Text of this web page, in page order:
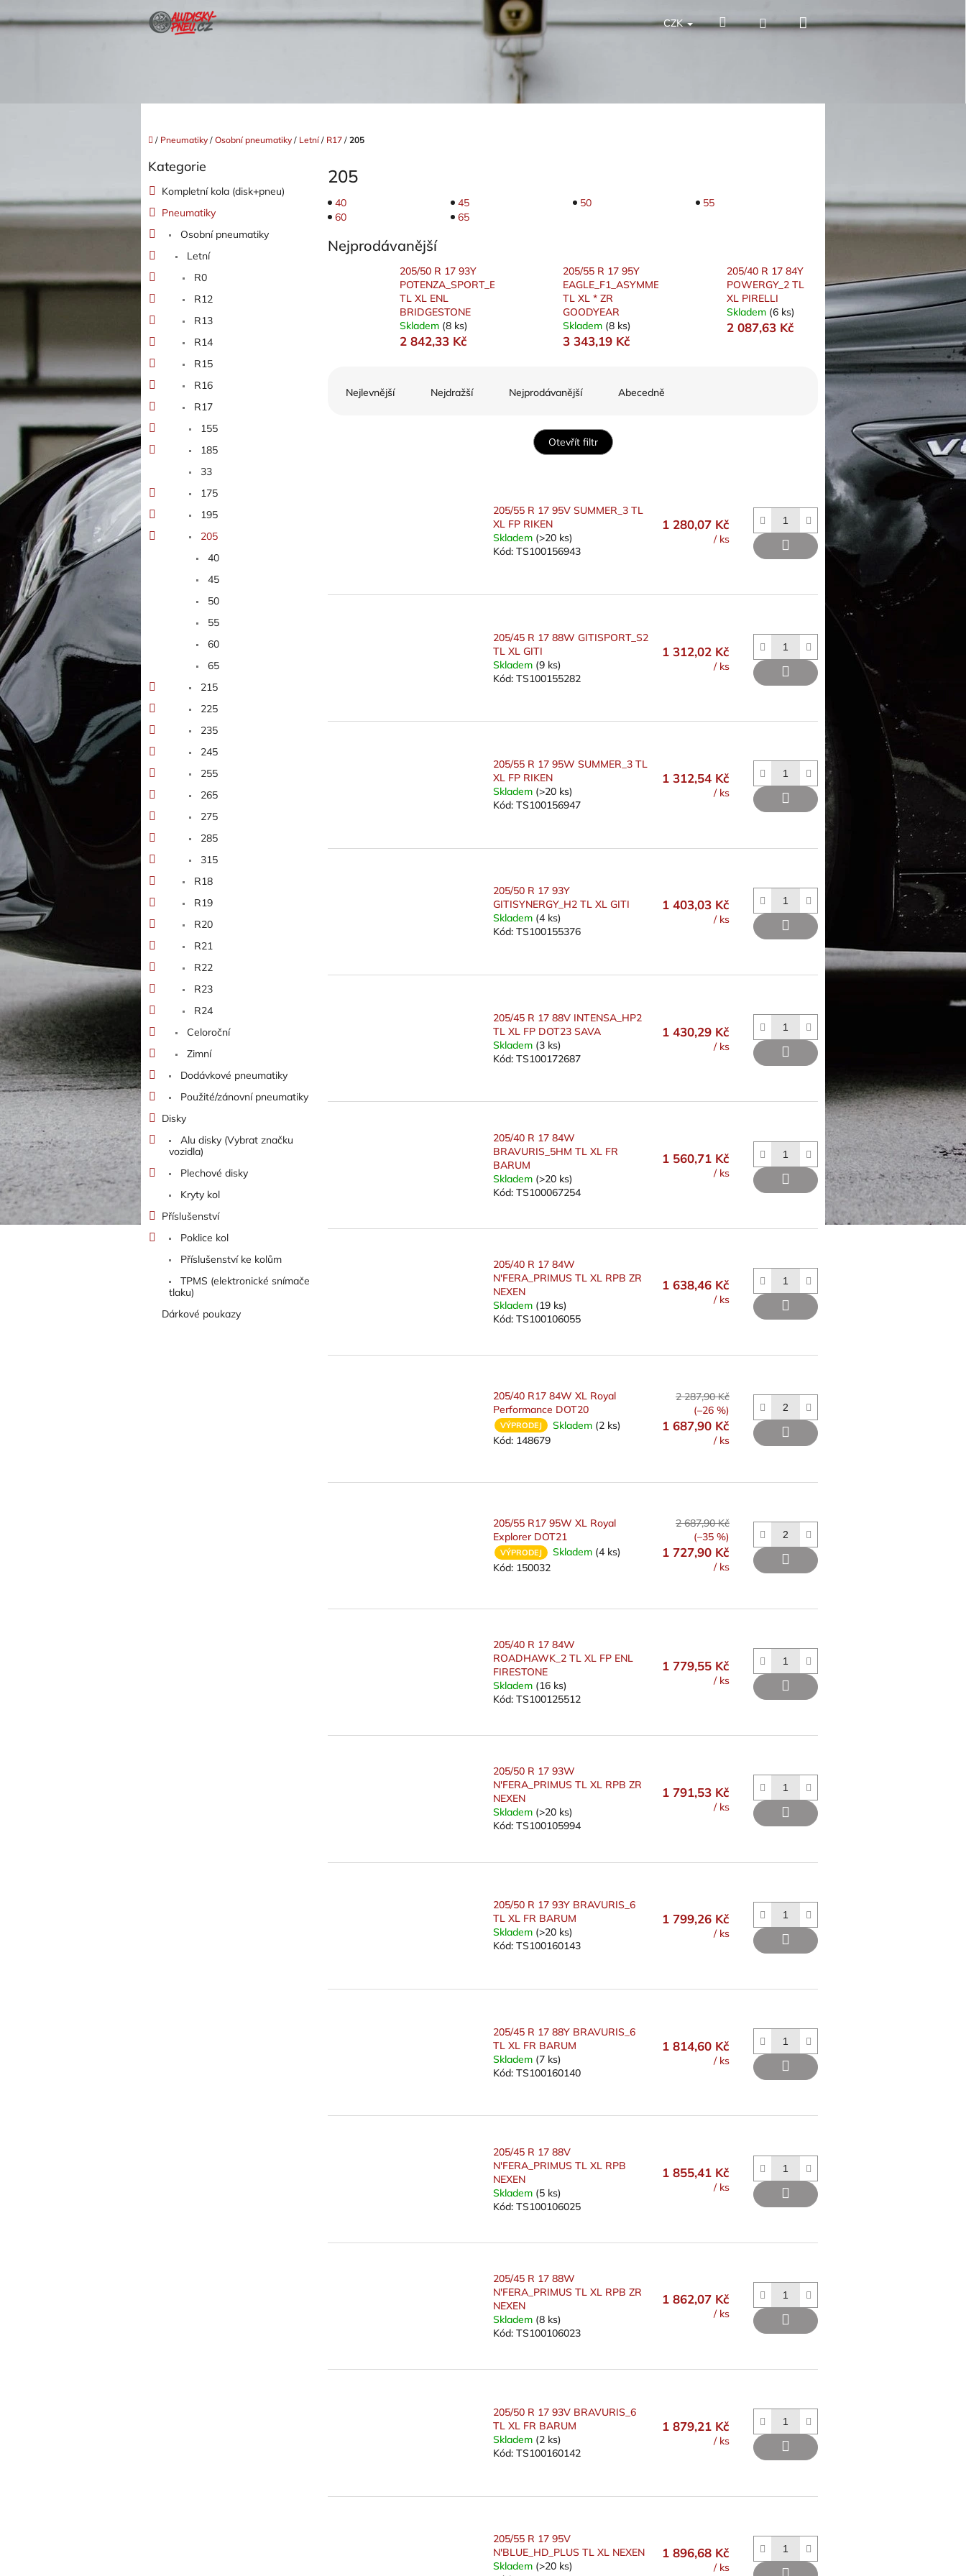
na
CZK HledatPřihlášeníNákupní
Domů
/ Pneumatiky / Osobní pneumatiky / Letní / R17 / 205
t
r
a
í
p
l
Přeskočit
Kategorie
Kompletní kola (disk+pneu)
Pneumatiky
Osobní pneumatiky
Letní
R0
R12
R13
R14
R15
R16
R17
155
185
33
175
195
205
40
45
50
55
60
65
215
225
235
245
255
265
275
285
315
R18
R19
R20
R21
R22
R23
R24
Celoroční
Zimní
Dodávkové pneumatiky
Použité/zánovní pneumatiky
Disky
Alu disky (Vybrat značku
vozidla)
Plechové disky
Kryty kol
Příslušenství
Poklice kol
Příslušenství ke kolům
TPMS (elektronické snímače
tlaku)
Dárkové poukazy
205
40 45 50
55
60
65
Nejprodávanější
205/50 R 17 93Y
POTENZA_SPORT_EVO
TL XL ENL
BRIDGESTONE
Skladem (8 ks)
2 842,33 Kč
205/55 R 17 95Y
EAGLE_F1_ASYMMETRIC_6
TL XL * ZR
GOODYEAR
Skladem (8 ks)
3 343,19 Kč
205/40 R 17 84Y
POWERGY_2 TL
XL PIRELLI
Skladem (6 ks)
2 087,63 Kč
Nejlevnější Nejdražší Nejprodávanější Abecedně
Otevřít filtr
205/55 R 17 95V SUMMER_3 TL
XL FP RIKEN
Skladem (>20 ks)
Kód: TS100156943
1 280,07 Kč
/ ks
205/45 R 17 88W GITISPORT_S2
TL XL GITI
Skladem (9 ks)
Kód: TS100155282
1 312,02 Kč
/ ks
205/55 R 17 95W SUMMER_3 TL
XL FP RIKEN
Skladem (>20 ks)
Kód: TS100156947
1 312,54 Kč
/ ks
205/50 R 17 93Y
GITISYNERGY_H2 TL XL GITI
Skladem (4 ks)
Kód: TS100155376
1 403,03 Kč
/ ks
205/45 R 17 88V INTENSA_HP2
TL XL FP DOT23 SAVA
Skladem (3 ks)
Kód: TS100172687
1 430,29 Kč
/ ks
205/40 R 17 84W
BRAVURIS_5HM TL XL FR
BARUM
Skladem (>20 ks)
Kód: TS100067254
1 560,71 Kč
/ ks
205/40 R 17 84W
N'FERA_PRIMUS TL XL RPB ZR
NEXEN
Skladem (19 ks)
Kód: TS100106055
1 638,46 Kč
/ ks
205/40 R17 84W XL Royal
Performance DOT20
VÝPRODEJ Skladem (2 ks)
Kód: 148679
2 287,90 Kč
(–26 %)
1 687,90 Kč
/ ks
205/55 R17 95W XL Royal
Explorer DOT21
VÝPRODEJ Skladem (4 ks)
Kód: 150032
2 687,90 Kč
(–35 %)
1 727,90 Kč
/ ks
205/40 R 17 84W
ROADHAWK_2 TL XL FP ENL
FIRESTONE
Skladem (16 ks)
Kód: TS100125512
1 779,55 Kč
/ ks
205/50 R 17 93W
N'FERA_PRIMUS TL XL RPB ZR
NEXEN
Skladem (>20 ks)
Kód: TS100105994
1 791,53 Kč
/ ks
205/50 R 17 93Y BRAVURIS_6
TL XL FR BARUM
Skladem (>20 ks)
Kód: TS100160143
1 799,26 Kč
/ ks
205/45 R 17 88Y BRAVURIS_6
TL XL FR BARUM
Skladem (7 ks)
Kód: TS100160140
1 814,60 Kč
/ ks
205/45 R 17 88V
N'FERA_PRIMUS TL XL RPB
NEXEN
Skladem (5 ks)
Kód: TS100106025
1 855,41 Kč
/ ks
205/45 R 17 88W
N'FERA_PRIMUS TL XL RPB ZR
NEXEN
Skladem (8 ks)
Kód: TS100106023
1 862,07 Kč
/ ks
205/50 R 17 93V BRAVURIS_6
TL XL FR BARUM
Skladem (2 ks)
Kód: TS100160142
1 879,21 Kč
/ ks
205/55 R 17 95V
N'BLUE_HD_PLUS TL XL NEXEN
Skladem (>20 ks)
1 896,68 Kč
/ ks